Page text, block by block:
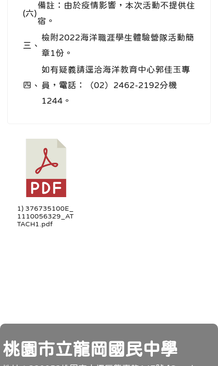
(六)
備註：由於疫情影響，本次活動不提供住
宿。
三、
檢附2022海洋職涯學生體驗營隊活動簡
章1份。
四、
如有疑義請逕洽海洋教育中心郭佳玉專
員，電話：（02）2462-2192分機
1244。
1) 376735100E_
1110056329_AT
TACH1.pdf
頁尾
桃園市立龍岡國民中學